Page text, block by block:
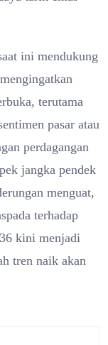
ini mendukung
terutama
pasar atau
perdagangan
jangka pendek
menguat,
terhadap
kini menjadi
tren naik akan